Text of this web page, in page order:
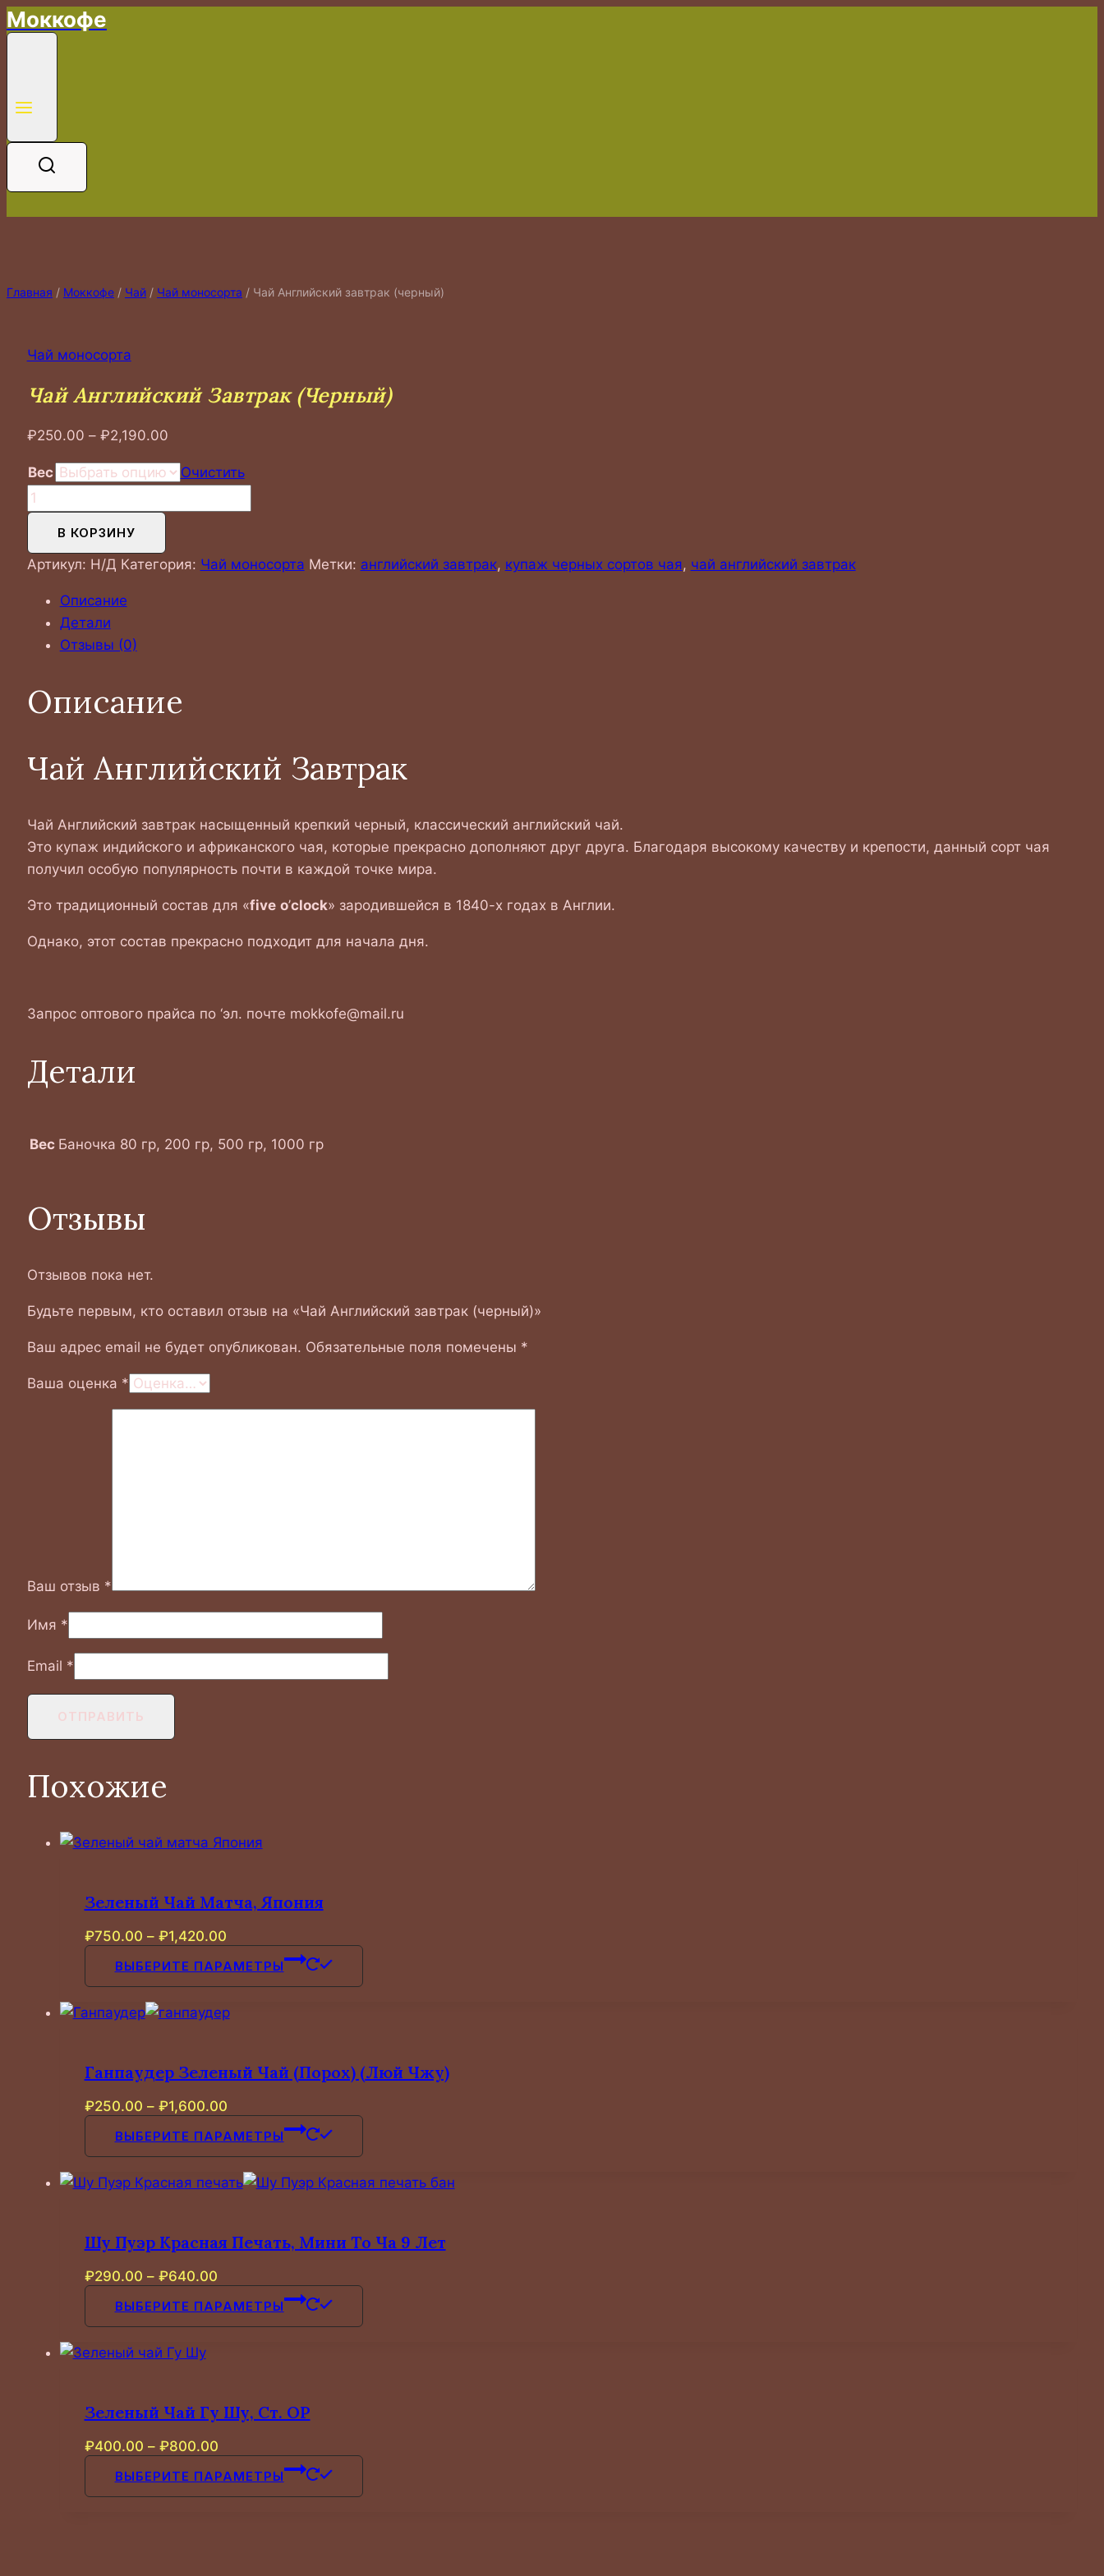
Перейти
к
Моккофе
Главная / Моккофе / Чай / Чай моносорта / Чай Английский завтрак (черный)
Чай моносорта
Чай Английский Завтрак (черный)
₽250.00 – ₽2,190.00Диапазон
₽250.00
Вес
Очистить
Количество
товара
Английский
(черный)
В КОРЗИНУ
Артикул: Н/Д Категория: Чай моносорта Метки: английский завтрак, купаж черных сортов чая, чай английский завтрак
Описание
Детали
Отзывы (0)
Описание
Чай Английский Завтрак
Чай Английский завтрак насыщенный крепкий черный, классический английский чай.
Это купаж индийского и африканского чая, которые прекрасно дополняют друг друга. Благодаря высокому качеству и крепости, данный сорт чая
получил особую популярность почти в каждой точке мира.
Это традиционный состав для «five o’clock» зародившейся в 1840-х годах в Англии.
Однако, этот состав прекрасно подходит для начала дня.
Запрос оптового прайса по ‘эл. почте mokkofe@mail.ru
Детали
Вес Баночка 80 гр, 200 гр, 500 гр, 1000 гр
Отзывы
Отзывов пока нет.
Будьте первым, кто оставил отзыв на «Чай Английский завтрак (черный)»
Ваш адрес email не будет опубликован. Обязательные поля помечены *
Ваша оценка *
Ваш отзыв *
Имя *
Email *
Похожие
Зеленый Чай Матча, Япония
₽750.00 – ₽1,420.00Диапазон
цен:
₽1,420.00
ВЫБЕРИТЕ ПАРАМЕТРЫ
товар
Опции
выбрать
странице
товара.
Ганпаудер Зеленый Чай (Порох) (Люй Чжу)
₽250.00 – ₽1,600.00Диапазон
цен:
₽1,600.00
ВЫБЕРИТЕ ПАРАМЕТРЫ
товар
несколько
Опции
выбрать
странице
Шу Пуэр Красная Печать, Мини То Ча 9 Лет
₽290.00 – ₽640.00Диапазон
цен:
ВЫБЕРИТЕ ПАРАМЕТРЫ
товар
выбрать
странице
Зеленый Чай Гу Шу, Ст. ОР
₽400.00 – ₽800.00Диапазон
цен:
ВЫБЕРИТЕ ПАРАМЕТРЫ
товар